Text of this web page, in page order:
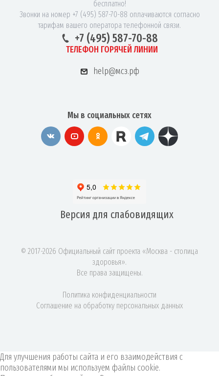
бесплатно!
Звонки на номер +7 (495) 587-70-88 оплачиваются согласно
тарифам вашего оператора телефонной связи.
+7 (495) 587-70-88
ТЕЛЕФОН ГОРЯЧЕЙ ЛИНИИ
help@мсз.рф
Мы в социальных сетях
Версия для слабовидящих
© 2017-2026 Официальный сайт проекта «Москва - столица
здоровья».
Все права защищены.
Политика конфиденциальности
Соглашение на обработку персональных данных
Для улучшения работы сайта и его взаимодействия с
пользователями мы используем файлы cookie.